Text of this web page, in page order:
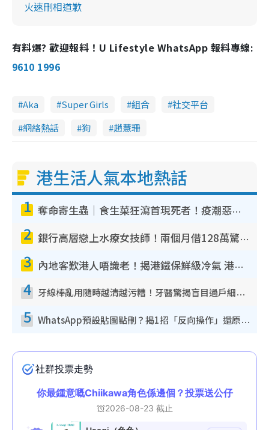
火速刪相道歉
有料爆? 歡迎報料！U Lifestyle WhatsApp 報料專線:
9610 1996
Aka Super Girls 組合
社交平台
網絡熱話
狗 趙慧珊
港生活人氣本地熱話
1 奪命寄生蟲｜食生菜狂瀉首現死者！疫潮惡化錄1.8萬宗病例 揭洗菜3大謬誤
2 銀行高層戀上水療女技師！兩個月借128萬驚覺「沉船」沉落火海 揭背後疑似邪教操控賣淫
3 內地客歎港人唔識老！揭港鐵保鮮級冷氣 港人求放過：咪投訴
4 牙線棒亂用隨時越清越污糟！牙醫驚揭盲目過戶細菌恐致蛀牙：呢種先係日常真保養
5 WhatsApp預設貼圖點刪？揭1招「反向操作」還原簡潔介面 附3步實測教學